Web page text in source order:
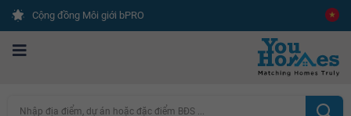
Cộng đồng Môi giới bPRO
Nhập địa điểm, dự án hoặc đặc điểm BĐS ...